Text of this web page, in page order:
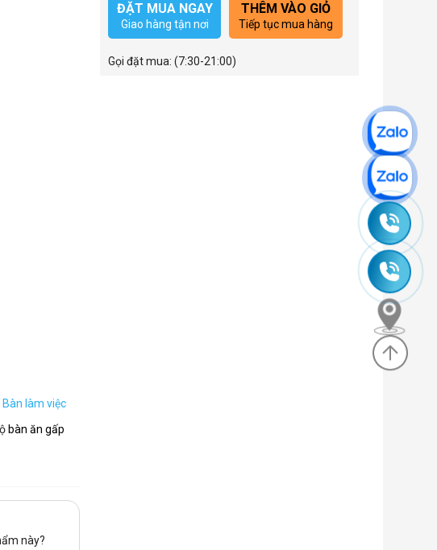
Bàn làm việc
bàn ăn gấp
này?
ĐẶT MUA NGAY
Giao hàng tận nơi
THÊM VÀO GIỎ
Tiếp tục mua hàng
Gọi đặt mua: (7:30-21:00)
0965
245
630
0985
635
830